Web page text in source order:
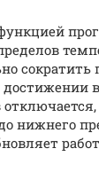
сократить
нижнего